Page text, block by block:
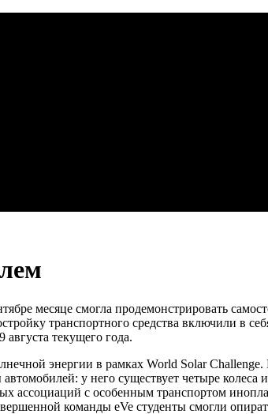
месяце смогла продемонстрировать
транспортного средства включили в
текущего года.
энергии в рамках World Solar
у него существует четыре колеса
с особенным транспортом
команды eVe студенты смогли